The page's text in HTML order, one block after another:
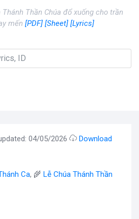
Thánh Thần Chúa đổ xuống cho trần
mến [PDF] [Sheet] [Lyrics]
04/05/2026
Download
Ca, 🌾 Lễ Chúa Thánh Thần